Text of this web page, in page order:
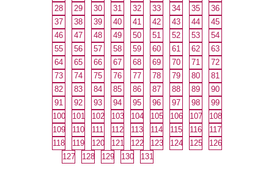
28
29 30 31 32 33 34 35
36
37
38 39 40 41 42 43 44
45
46
47 48 49 50 51 52 53
54
55
56 57 58 59 60 61 62
63
64
65 66 67 68 69 70 71
72
73
74 75 76 77 78 79 80
81
82
83 84 85 86 87 88 89
90
91
92 93 94 95 96 97 98
99
100
101 102 103 104 105 106 107
108
109
110 111 112 113 114 115 116
117
118
119 120 121 122 123 124 125
126
127
128 129 130 131